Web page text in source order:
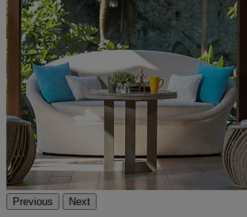
Previous Next